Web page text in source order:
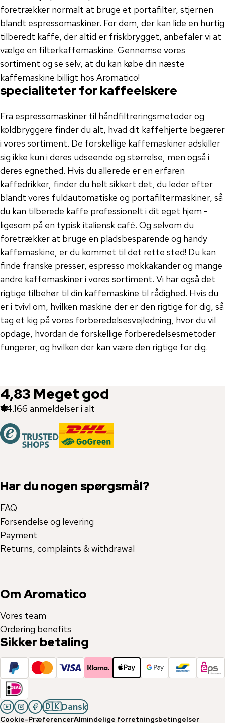
foretrækker normalt at bruge et portafilter, stjernen
blandt espressomaskiner. For dem, der kan lide en hurtig
tilberedt kaffe, der altid er friskbrygget, anbefaler vi at
vælge en filterkaffemaskine. Gennemse vores
sortiment og se selv, at du kan købe din næste
kaffemaskine billigt hos Aromatico!
specialiteter for kaffeelskere
Fra espressomaskiner til håndfiltreringsmetoder og
koldbryggere finder du alt, hvad dit kaffehjerte begærer
i vores sortiment. De forskellige kaffemaskiner adskiller
sig ikke kun i deres udseende og størrelse, men også i
deres egnethed. Hvis du allerede er en erfaren
kaffedrikker, finder du helt sikkert det, du leder efter
blandt vores fuldautomatiske og portafiltermaskiner, så
du kan tilberede kaffe professionelt i dit eget hjem -
ligesom på en typisk italiensk café. Og selvom du
foretrækker at bruge en pladsbesparende og handy
kaffemaskine, er du kommet til det rette sted! Du kan
finde franske presser, espresso mokkakander og mange
andre kaffemaskiner i vores sortiment. Vi har også det
rigtige tilbehør til din kaffemaskine til rådighed. Hvis du
er i tvivl om, hvilken maskine der er den rigtige for dig, så
tag et kig på vores forberedelsesvejledning, hvor du vil
opdage, hvordan de forskellige forberedelsesmetoder
fungerer, og hvilken der kan være den rigtige for dig.
4,83 Meget god
44.166 anmeldelser i alt
Har du nogen spørgsmål?
FAQ
Forsendelse og levering
Payment
Returns, complaints & withdrawal
Om Aromatico
Vores team
Ordering benefits
Sikker betaling
🇩🇰Dansk
Cookie-PræferencerAlmindelige forretningsbetingelser